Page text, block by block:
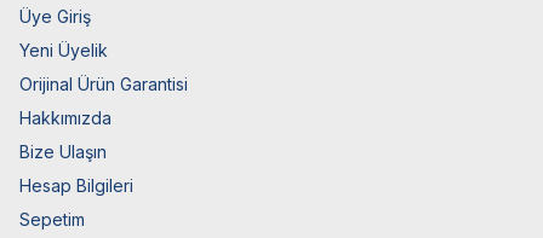
Üye Giriş
Yeni Üyelik
Orijinal Ürün Garantisi
Hakkımızda
Bize Ulaşın
Hesap Bilgileri
Sepetim